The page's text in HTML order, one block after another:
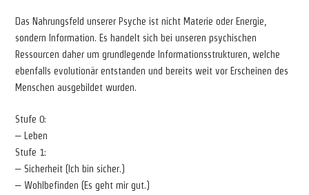
Das Nahrungsfeld unserer Psyche ist nicht Materie oder Energie,
sondern Information. Es handelt sich bei unseren psychischen
Ressourcen daher um grundlegende Informationsstrukturen, welche
ebenfalls evolutionär entstanden und bereits weit vor Erscheinen des
Menschen ausgebildet wurden.
Stufe 0:
– Leben
Stufe 1:
– Sicherheit (Ich bin sicher.)
– Wohlbefinden (Es geht mir gut.)